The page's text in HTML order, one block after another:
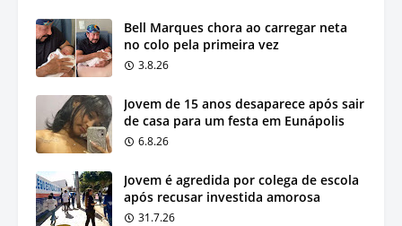
Bell Marques chora ao carregar neta
no colo pela primeira vez
3.8.26
Jovem de 15 anos desaparece após sair
de casa para um festa em Eunápolis
6.8.26
Jovem é agredida por colega de escola
após recusar investida amorosa
31.7.26